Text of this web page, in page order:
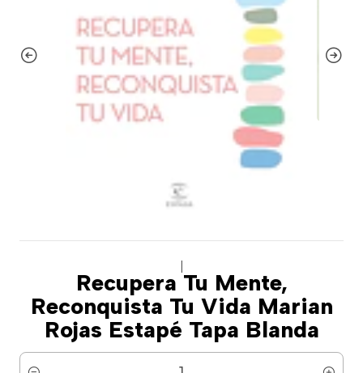
Recupera Tu Mente,
Reconquista Tu Vida Marian
Rojas Estapé Tapa Blanda